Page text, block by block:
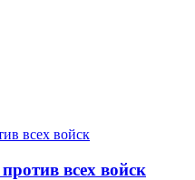
всех войск